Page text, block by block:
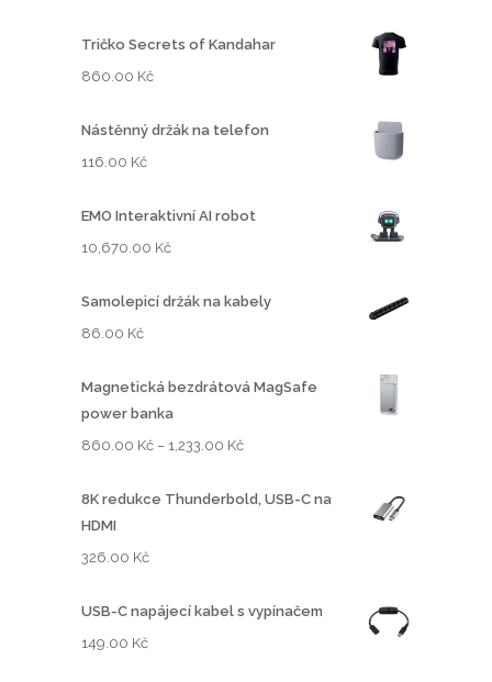
Tričko Secrets of Kandahar
860.00 Kč
Nástěnný držák na telefon
116.00 Kč
EMO Interaktivní AI robot
10,670.00 Kč
Samolepicí držák na kabely
86.00 Kč
Magnetická bezdrátová MagSafe
power banka
860.00 Kč – 1,233.00 KčR
z
8K redukce Thunderbold, USB-C na
HDMI
326.00 Kč
USB-C napájecí kabel s vypínačem
149.00 Kč